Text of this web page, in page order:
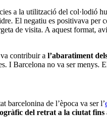
a la utilització del col·lodió
El negatiu es positivava
de visita. A aquest format,
contribuir a l’abaratiment
I Barcelona no va ser menys.
barcelonina de l’època va ser l’
del retrat a la ciutat fins